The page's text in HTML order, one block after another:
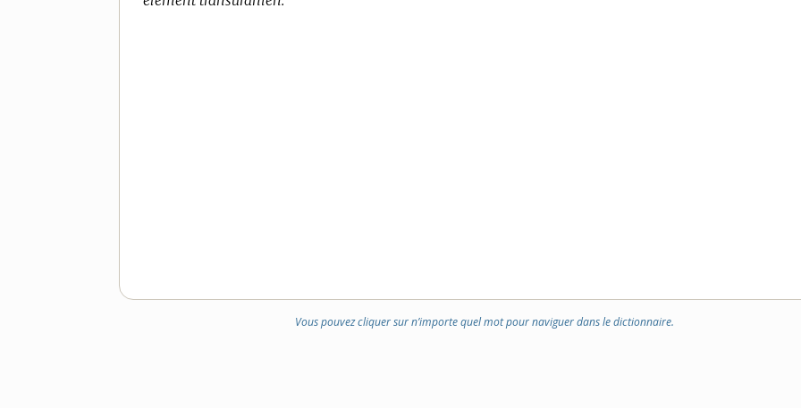
Vous pouvez cliquer sur n’importe quel mot pour naviguer dans le dictionnaire.